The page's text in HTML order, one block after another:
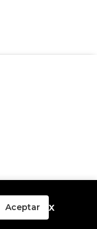
Aceptar x